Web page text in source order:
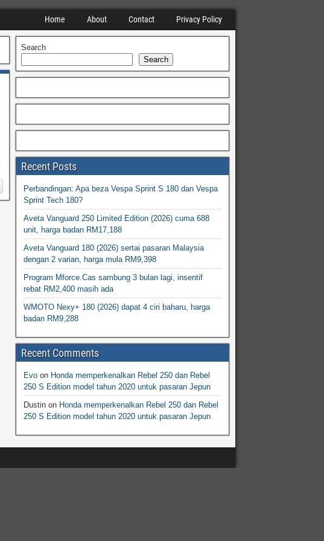
Home About Contact Privacy Policy
Search
Search
Recent Posts
Perbandingan: Apa beza Vespa Sprint S 180 dan Vespa
Sprint Tech 180?
Aveta Vanguard 250 Limited Edition (2026) cuma 688
unit, harga badan RM17,188
Aveta Vanguard 180 (2026) sertai pasaran Malaysia
dengan 2 varian, harga mula RM9,398
Program Mforce.Cas sambung 3 bulan lagi, insentif
rebat RM2,400 masih ada
WMOTO Nexy+ 180 (2026) dapat 4 ciri baharu, harga
badan RM9,288
Recent Comments
Evo on Honda memperkenalkan Rebel 250 dan Rebel
250 S Edition model tahun 2020 untuk pasaran Jepun
Dustin on Honda memperkenalkan Rebel 250 dan Rebel
250 S Edition model tahun 2020 untuk pasaran Jepun